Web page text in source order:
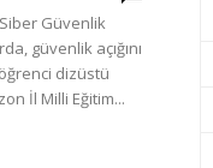
Siber Güvenlik
güvenlik açığını
dizüstü
İl Milli Eğitim...